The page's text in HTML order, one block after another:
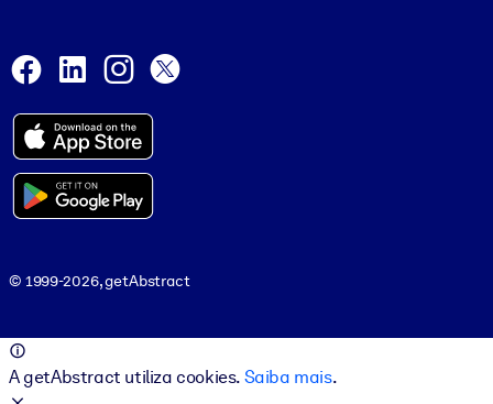
Facebook
LinkedInInstagram
© 1999-2026, getAbstract
A getAbstract utiliza cookies. Saiba mais.